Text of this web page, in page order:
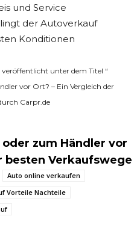
und Service
der Autoverkauf
Konditionen
unter dem Titel “
vor Ort? – Ein Vergleich der
Carpr.de
zum Händler vor
besten Verkaufswege
Auto online verkaufen
Vorteile Nachteile